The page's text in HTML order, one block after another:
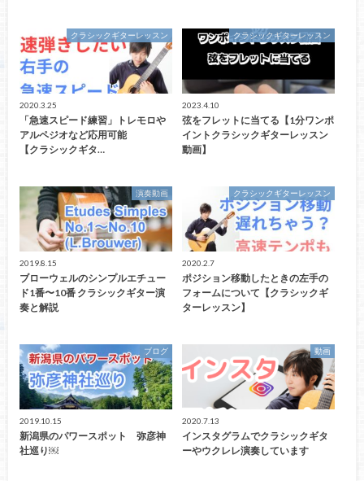
クラシックギターレッスン
2020.3.25
「急速スピード練習」トレモロや
アルペジオなど応用可能
【クラシックギタ…
クラシックギターレッスン
2023.4.10
弦をフレットに当てる【1分ワンポ
イントクラシックギターレッスン
動画】
演奏動画
2019.8.15
ブローウェルのシンプルエチュー
ド1番〜10番 クラシックギター演
奏と解説
クラシックギターレッスン
2020.2.7
ポジション移動したときの左手の
フォームについて【クラシックギ
ターレッスン】
ブログ
2019.10.15
新潟県のパワースポット 弥彦神
社巡り￼
動画
2020.7.13
インスタグラムでクラシックギタ
ーやウクレレ演奏しています